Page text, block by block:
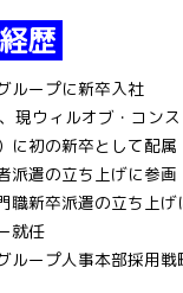
歴
ループに新卒入社
現ウィルオブ・コン
に初の新卒として配属
派遣の立ち上げに参画
職新卒派遣の立ち上げ
就任
ループ人事本部採用戦